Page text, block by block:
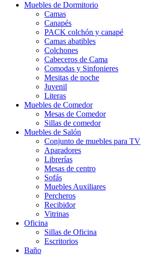
Muebles de Dormitorio
Camas
Canapés
PACK colchón y canapé
Camas abatibles
Colchones
Cabeceros de Cama
Comodas y Sinfonieres
Mesitas de noche
Juvenil
Literas
Muebles de Comedor
Mesas de Comedor
Sillas de comedor
Muebles de Salón
Conjunto de muebles para TV
Aparadores
Librerías
Mesas de centro
Sofás
Muebles Auxiliares
Percheros
Recibidor
Vitrinas
Oficina
Sillas de Oficina
Escritorios
Baño